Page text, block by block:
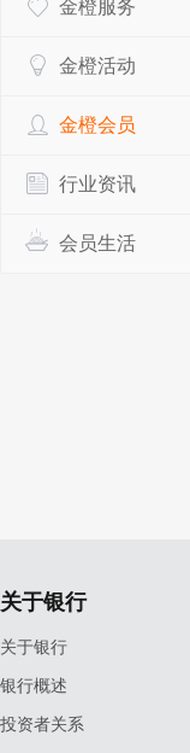
金橙服务
金橙活动
金橙会员
行业资讯
会员生活
关于银行
关于银行
银行概述
投资者关系